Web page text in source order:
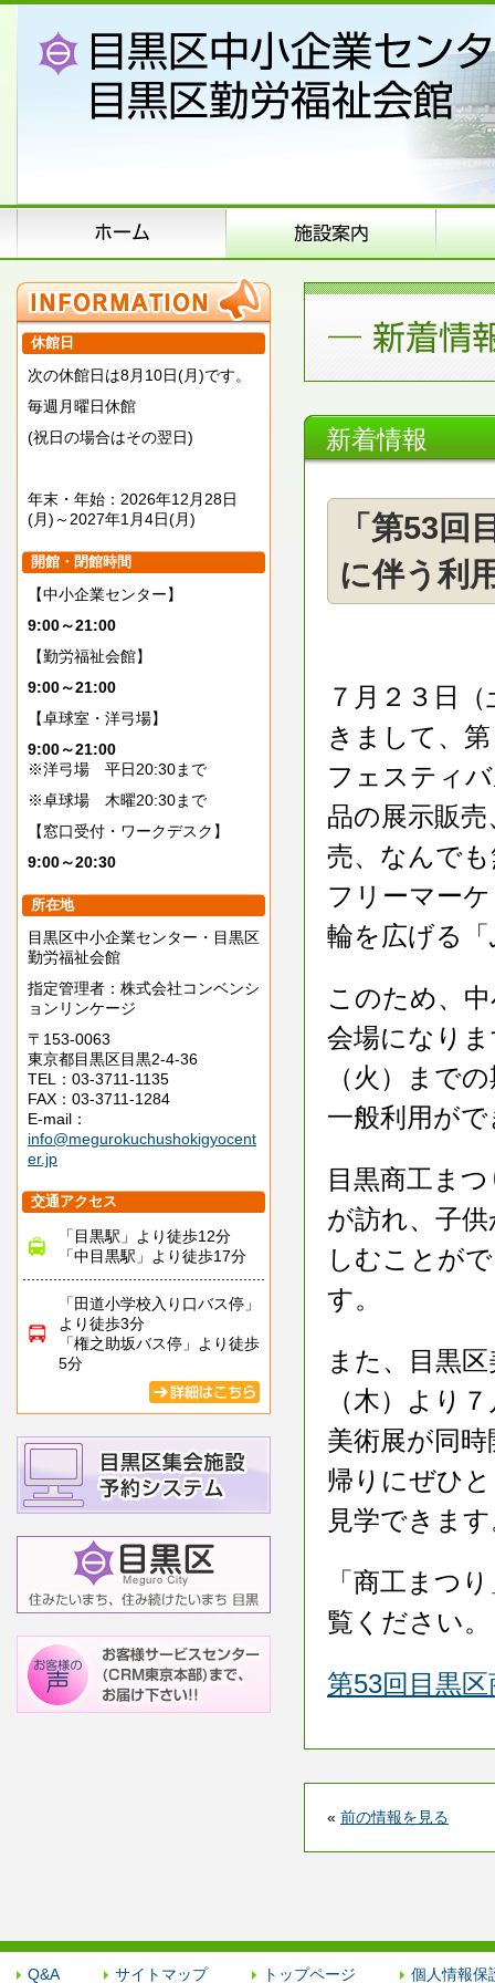
休館日
次の休館日は8月10日(月)です。
毎週月曜日休館
(祝日の場合はその翌日)
年末・年始：2026年12月28日
(月)～2027年1月4日(月)
開館・閉館時間
【中小企業センター】
9:00～21:00
【勤労福祉会館】
9:00～21:00
【卓球室・洋弓場】
9:00～21:00
※洋弓場 平日20:30まで
※卓球場 木曜20:30まで
【窓口受付・ワークデスク】
9:00～20:30
所在地
目黒区中小企業センター・目黒区
勤労福祉会館
指定管理者：株式会社コンベンシ
ョンリンケージ
〒153-0063
東京都目黒区目黒2-4-36
TEL：03-3711-1135
FAX：03-3711-1284
E-mail：
info@megurokuchushokigyocent
er.jp
交通アクセス
「目黒駅」より徒歩12分
「中目黒駅」より徒歩17分
「田道小学校入り口バス停」
より徒歩3分
「権之助坂バス停」より徒歩
5分
新着情報
「第53
に伴う利
７月２３日
きまして、
フェスティ
品の展示販
売、なんで
フリーマー
輪を広げる
このため、
会場になり
（火）まで
一般利用が
目黒商工ま
が訪れ、子
しむことが
す。
また、目黒
（木）より
美術展が同
帰りにぜひ
見学できま
「商工まつ
覧ください。
第53回目黒
« 前の情報を見る
Q&A サイトマップ トップページ 個人情報保